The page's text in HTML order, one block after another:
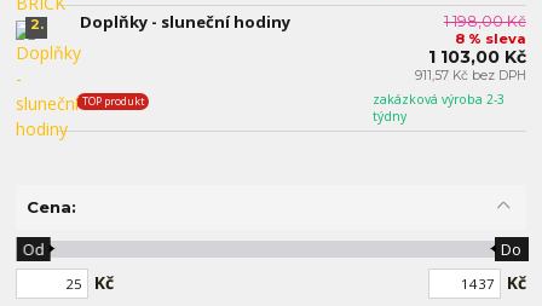
2. Doplňky - sluneční hodiny
zakázková výroba 2-3
týdny
TOP produkt
1 198,00 Kč
8 % sleva
1 103,00 Kč
911,57 Kč bez DPH
Cena:
Kč
Od Do
Kč